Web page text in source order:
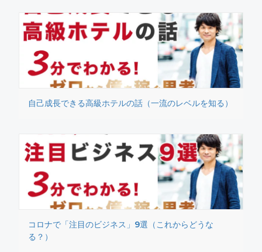
自己成長できる高級ホテルの話（一流のレベルを知る）
コロナで「注目のビジネス」9選（これからどうな
る？）